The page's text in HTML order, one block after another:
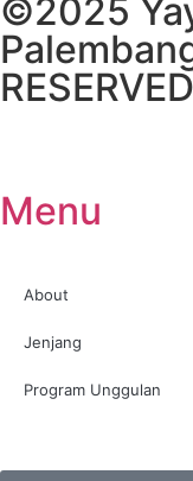
©2025
RESERVED
Menu
About
Jenjang
Program Unggulan